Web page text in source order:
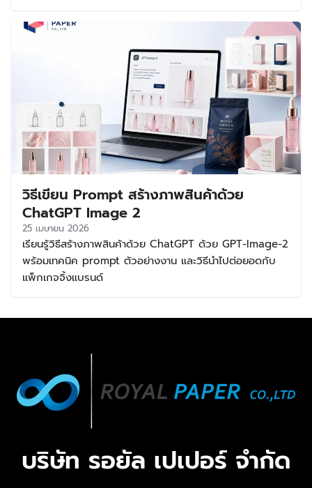
กว่าฟอนต์ใช้ฟรีและใช้เชิงพาณิชย์ได้จริง ก่อนใช้งานฟอนต์ใดๆ
ควรเช็กจากแหล่งที่มาหลัก ไม่ใช่ดูแค่คำว่า free download
บนเว็บไซต์รวมฟอนต์ เพราะข้อมูลอาจไม่ครบหรือไม่อัปเดต วิธี
วิธีเขียน Prompt สร้างภาพสินค้าด้วย
ChatGPT Image 2
25 เมษายน 2026
เรียนรู้วิธีสร้างภาพสินค้าด้วย ChatGPT ด้วย GPT-Image-2
พร้อมเทคนิค prompt ตัวอย่างงาน และวิธีนำไปต่อยอดกับ
แพ็กเกจจิ้งแบรนด์
บริษัท รอยัล เปเปอร์ จำกัด